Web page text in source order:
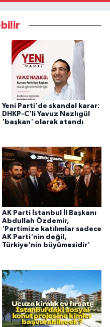
Yeni Parti'de skandal karar:
DHKP-C'li Yavuz Nazlıgül
'başkan' olarak atandı
AK Parti İstanbul İl Başkanı
Abdullah Özdemir,
'Partimize katılımlar sadece
AK Parti'nin değil,
Türkiye'nin büyümesidir'